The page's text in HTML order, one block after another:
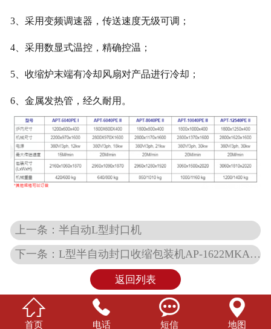
3、 采用变频调速器，传送速度无级可调 ；
4、 采用数显式温控，精确控温 ；
5、 收缩炉末端有冷却风扇对产品进行冷却 ；
6、 金属发热管，经久耐用。
上一条：半自动L型封口机
下一条：L型半自动封口收缩包装机AP-1622MKA/1519A COMBO
返回列表

首页

电话

短信

地图